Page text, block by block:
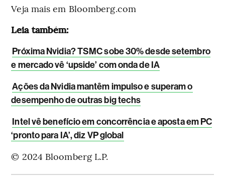
Veja mais em Bloomberg.com
Leia também:
Próxima Nvidia? TSMC sobe 30% desde setembro
e mercado vê ‘upside’ com onda de IA
Ações da Nvidia mantêm impulso e superam o
desempenho de outras big techs
Intel vê benefício em concorrência e aposta em PC
‘pronto para IA’, diz VP global
© 2024 Bloomberg L.P.